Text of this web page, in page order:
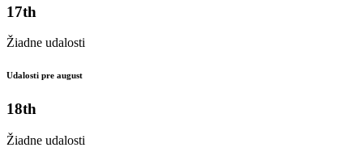
17th
Žiadne udalosti
Udalosti pre august
18th
Žiadne udalosti